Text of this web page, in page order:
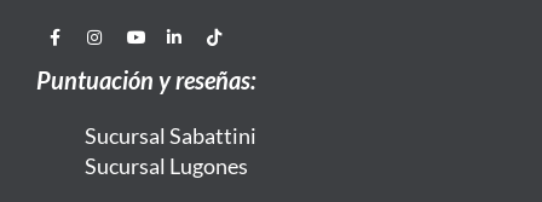
Puntuación y reseñas:
Sucursal Sabattini
Sucursal Lugones